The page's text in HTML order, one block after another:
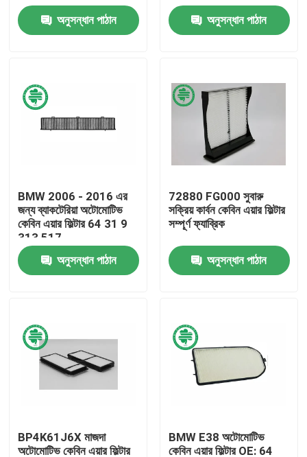
পণ্য
আমাদের সম্পর্কে
কারখানা ভ্রমণ
মান নিয়ন্ত্রণ
খবর
স্বয়ংচালিত কেবিন এয়ার ফিল্টার
অনুসন্ধান পাঠান অনুসন্ধান পাঠান
BMW 2006 - 2016 এর
জন্য ব্যাকটেরিয়া অটোমোটিভ
কেবিন এয়ার ফিল্টার 64 31 9
313 517
অনুসন্ধান পাঠান
72880 FG000 সুবারু
সক্রিয় কার্বন কেবিন এয়ার ফিল্টার
সম্পূর্ণ ফ্যাব্রিক
অনুসন্ধান পাঠান
BP4K61J6X মাজদা
অটোমোটিভ কেবিন এয়ার ফিল্টার
BMW E38 অটোমোটিভ
কেবিন এয়ার ফিল্টার OE: 64